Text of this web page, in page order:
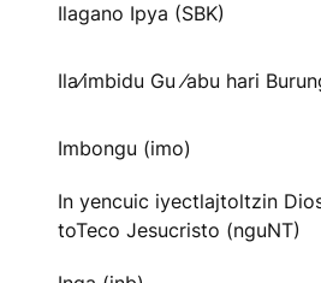
Ilagano Ipya (SBK)
Ila⁄imbidu Gu ⁄abu hari
Imbongu (imo)
In yencuic iyectlajtoltzin
toTeco Jesucristo (nguNT)